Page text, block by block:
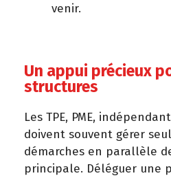
venir.
Un appui précieux
structures
Les TPE, PME,
doivent souvent gérer
démarches en parallèle
principale. Déléguer une